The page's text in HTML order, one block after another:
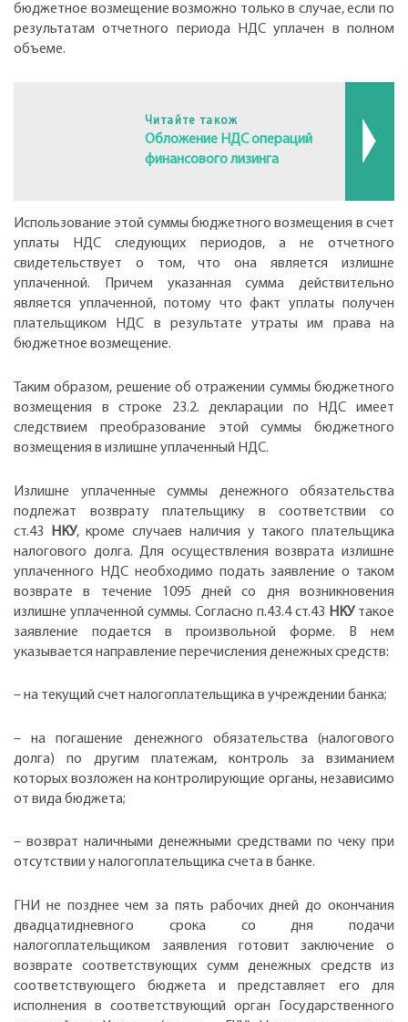
бюджетное возмещение возможно только в случае, если по
результатам отчетного периода НДС уплачен в полном
объеме.
Читайте також
Обложение НДС операций
финансового лизинга
Использование этой суммы бюджетного возмещения в счет
уплаты НДС следующих периодов, а не отчетного
свидетельствует о том, что она является излишне
уплаченной. Причем указанная сумма действительно
является уплаченной, потому что факт уплаты получен
плательщиком НДС в результате утраты им права на
бюджетное возмещение.
Таким образом, решение об отражении суммы бюджетного
возмещения в строке 23.2. декларации по НДС имеет
следствием преобразование этой суммы бюджетного
возмещения в излишне уплаченный НДС.
Излишне уплаченные суммы денежного обязательства
подлежат возврату плательщику в соответствии со
ст.43
НКУ, кроме случаев наличия у такого плательщика
налогового долга. Для осуществления возврата излишне
уплаченного НДС необходимо подать заявление о таком
возврате в течение 1095 дней со дня возникновения
излишне уплаченной суммы. Согласно п.43.4 ст.43 НКУтакое
заявление подается в произвольной форме. В нем
указывается направление перечисления денежных средств:
– на текущий счет налогоплательщика в учреждении банка;
– на погашение денежного обязательства (налогового
долга) по другим платежам, контроль за взиманием
которых возложен на контролирующие органы, независимо
от вида бюджета;
– возврат наличными денежными средствами по чеку при
отсутствии у налогоплательщика счета в банке.
ГНИ не позднее чем за пять рабочих дней до окончания
двадцатидневного срока со дня подачи
налогоплательщиком заявления готовит заключение о
возврате соответствующих сумм денежных средств из
соответствующего бюджета и представляет его для
исполнения в соответствующий орган Государственного